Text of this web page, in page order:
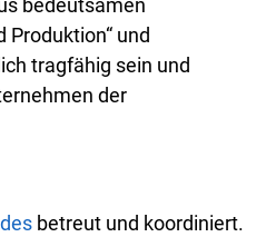
bedeutsamen
Produktion“ und
tragfähig sein und
der
betreut und koordiniert.